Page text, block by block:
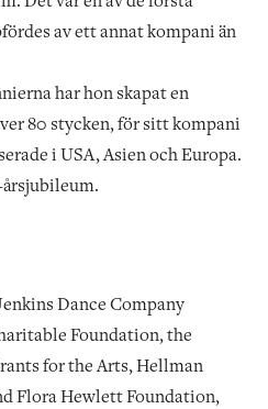
av ett annat kompani än
har hon skapat en
80 stycken, för sitt kompani
i USA, Asien och Europa.
Dance Company
Foundation, the
for the Arts, Hellman
Flora Hewlett Foundation,